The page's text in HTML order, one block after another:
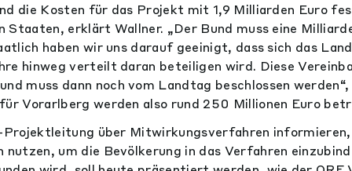
die Kosten für das Projekt mit 1,9 Milliarden Euro
Staaten, erklärt Wallner. „Der Bund muss eine
haben wir uns darauf geeinigt, dass sich das
hinweg verteilt daran beteiligen wird. Diese
muss dann noch vom Landtag beschlossen werden“,
Vorarlberg werden also rund 250 Millionen Euro
Projektleitung über Mitwirkungsverfahren informieren,
nutzen, um die Bevölkerung in das Verfahren